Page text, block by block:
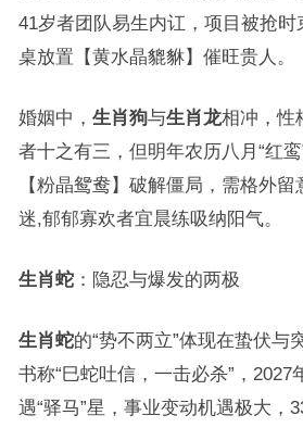
41岁者团队易生内讧，项目被抢
桌放置【黄水晶貔貅】催旺贵人。
婚姻中， 生肖狗与生肖龙相冲，性
者十之有三，但明年农历八月“红
【粉晶鸳鸯】破解僵局，需格外
迷,郁郁寡欢者宜晨练吸纳阳气。
生肖蛇：隐忍与爆发的两极
生肖蛇的“势不两立”体现在蛰伏与
书称“巳蛇吐信，一击必杀”，2027
遇“驿马”星，事业变动机遇极大，